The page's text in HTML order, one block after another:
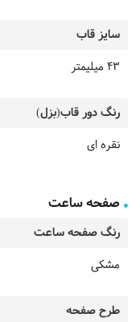
سایز قاب
43 میلیمتر
رنگ دور قاب(بزل)
نقره ای
صفحه ساعت
رنگ صفحه ساعت
مشکی
طرح صفحه